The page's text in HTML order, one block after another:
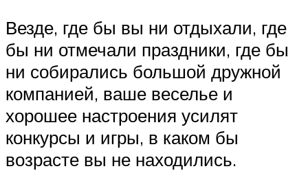
Везде, где бы вы ни отдыхали, где
бы ни отмечали праздники, где бы
ни собирались большой дружной
компанией, ваше веселье и
хорошее настроения усилят
конкурсы и игры, в каком бы
возрасте вы не находились.